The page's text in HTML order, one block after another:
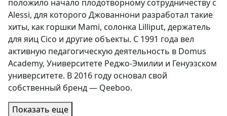
положило начало плодотворному сотрудничеству с
Alessi, для которого Джованнони разработал такие
хиты, как горшки Mami, солонка Lilliput, держатель
для яиц Cico и другие объекты. С 1991 года вел
активную педагогическую деятельность в Domus
Academy, Университете Реджо-Эмилии и Генуэзском
университете. В 2016 году основал свой
собственный бренд — Qeeboo.
Показать еще